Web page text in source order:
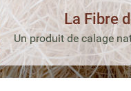
La Fibre
Un produit de calage